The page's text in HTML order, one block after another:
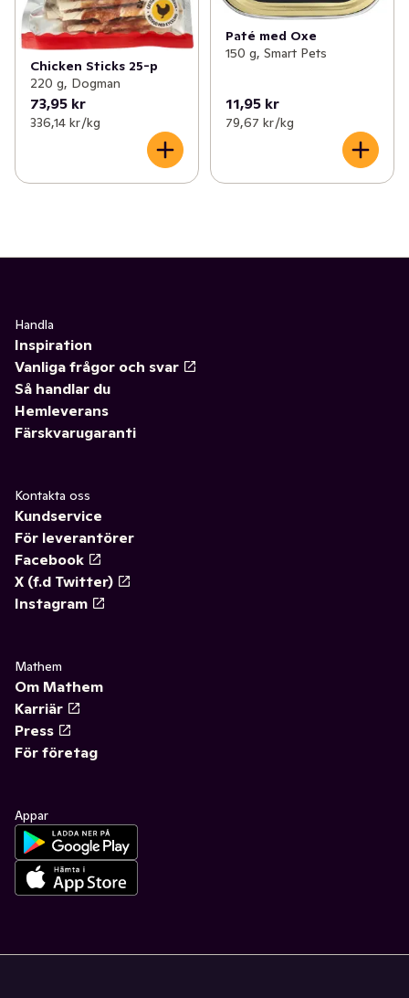
Chicken Sticks 25-p
220 g, Dogman
73,95 kr
336,14 kr /kg
Paté med Oxe
150 g, Smart Pets
11,95 kr
79,67 kr /kg
Handla
Inspiration
Vanliga frågor och svar
Så handlar du
Hemleverans
Färskvarugaranti
Kontakta oss
Kundservice
För leverantörer
Facebook
X (f.d Twitter)
Instagram
Mathem
Om Mathem
Karriär
Press
För företag
Appar